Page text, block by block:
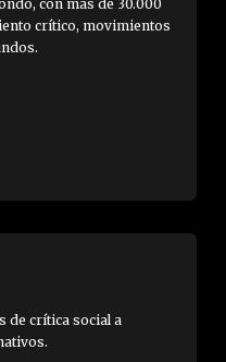
con más de 30.000
crítico, movimientos
de crítica social a